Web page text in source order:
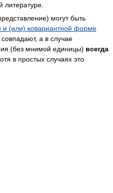
литературе.
могут быть
и (или) ковариантной форме
а в случае
(без мнимой единицы) всегда
в простых случаях это